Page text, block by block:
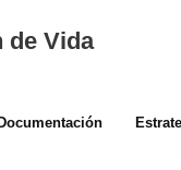
de Vida
Documentación